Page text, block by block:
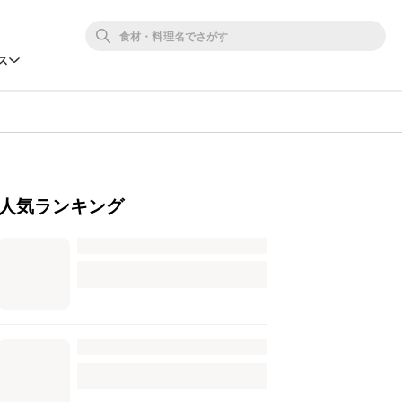
人気ランキング